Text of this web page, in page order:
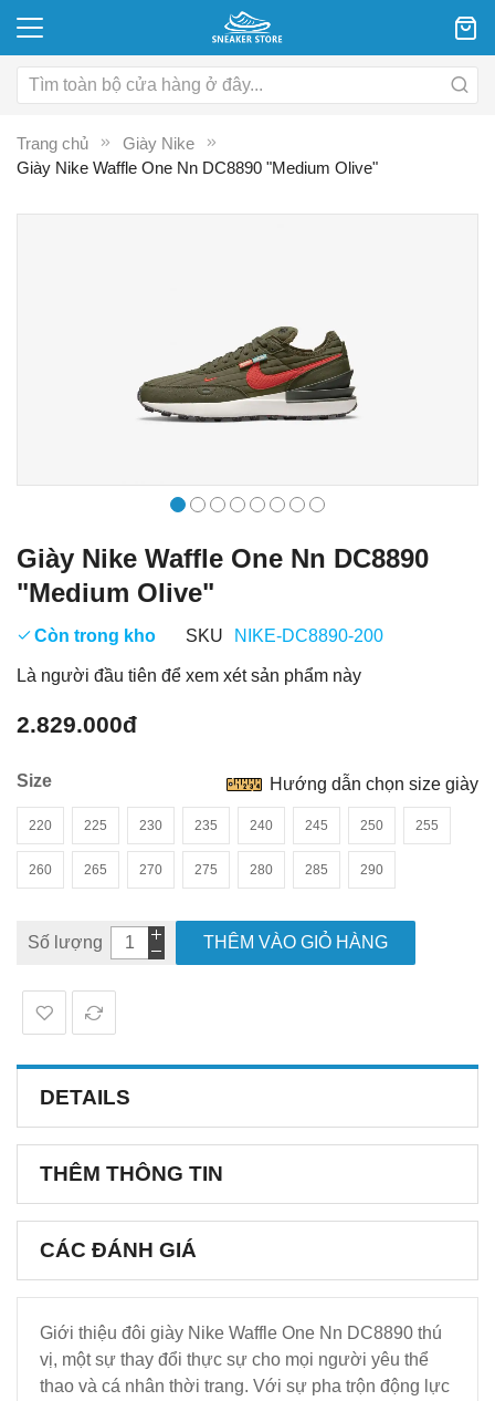
Trang chủ
Giày Nike
Giày Nike Waffle One Nn DC8890 "Medium Olive"
Giày Nike Waffle One Nn DC8890
"Medium Olive"
Còn trong kho SKU NIKE-DC8890-200
Là người đầu tiên để xem xét sản phẩm này
2.829.000đ
Size
220 225 230 235 240 245 250 255
260 265 270 275 280 285 290
Hướng dẫn chọn size giày
Số lượng THÊM VÀO GIỎ HÀNG
DETAILS
THÊM THÔNG TIN
CÁC ĐÁNH GIÁ
Giới thiệu đôi giày Nike Waffle One Nn DC8890 thú
vị, một sự thay đổi thực sự cho mọi người yêu thể
thao và cá nhân thời trang. Với sự pha trộn động lực